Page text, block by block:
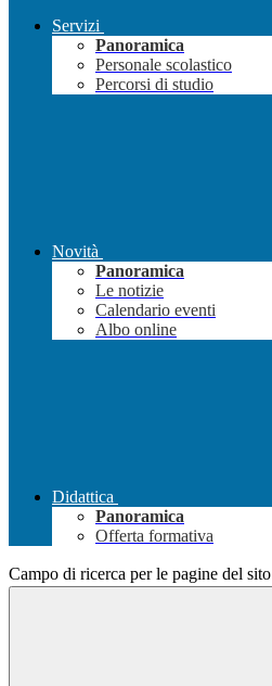
Servizi
Panoramica
Personale scolastico
Percorsi di studio
Novità
Panoramica
Le notizie
Calendario eventi
Albo online
Didattica
Panoramica
Offerta formativa
Campo di ricerca per le pagine del sito